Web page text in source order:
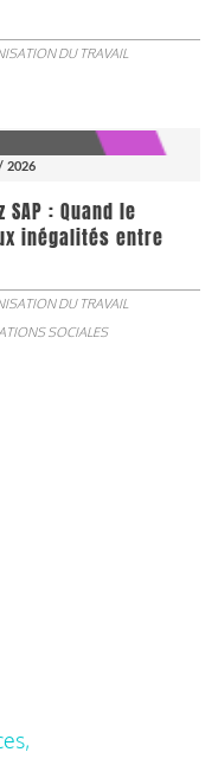
DU TRAVAIL
2026
: Quand le
inégalités entre
DU TRAVAIL
SOCIALES